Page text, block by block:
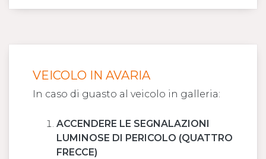
VEICOLO IN AVARIA
In caso di guasto al veicolo in galleria:
ACCENDERE LE SEGNALAZIONI
LUMINOSE DI PERICOLO (QUATTRO
FRECCE)